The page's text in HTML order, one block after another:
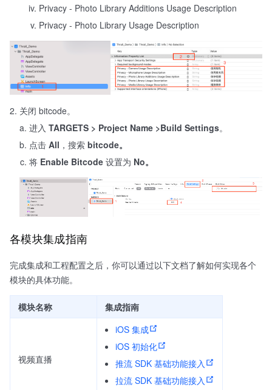
Privacy - Photo Library Additions Usage Description
Privacy - Photo Library Usage Description
关闭 bitcode。
进入 TARGETS > Project Name >Build Settings。
点击 All ，搜索 bitcode。
将 Enable Bitcode 设置为 No。
各模块集成指南
完成集成和工程配置之后，你可以通过以下文档了解如何实现各个
模块的具体功能。
模块名称 集成指南
视频直播
iOS 集成
iOS 初始化
推流 SDK 基础功能接入
拉流 SDK 基础功能接入